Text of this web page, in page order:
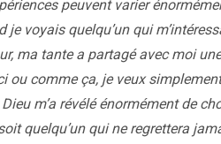
peuvent varier
voyais quelqu’un qui
ma tante a partagé avec moi
comme ça, je veux
m’a révélé énormément de
quelqu’un qui ne regrettera